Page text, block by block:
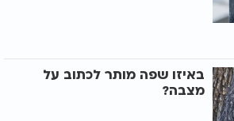
באיזו שפה מותר לכתוב על
מצבה?